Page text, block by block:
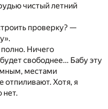
чистый летний
проверку? —
Ничего
свободнее… Бабу эту
местами
отпиливают. Хотя, я
нет.